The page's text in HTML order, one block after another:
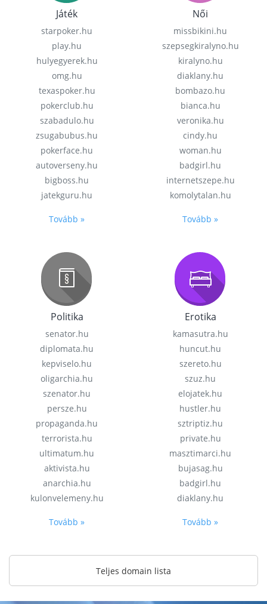
Játék
starpoker.hu
play.hu
hulyegyerek.hu
omg.hu
texaspoker.hu
pokerclub.hu
szabadulo.hu
zsugabubus.hu
pokerface.hu
autoverseny.hu
bigboss.hu
jatekguru.hu
Tovább »
Női
missbikini.hu
szepsegkiralyno.hu
kiralyno.hu
diaklany.hu
bombazo.hu
bianca.hu
veronika.hu
cindy.hu
woman.hu
badgirl.hu
internetszepe.hu
komolytalan.hu
Tovább »
Politika
senator.hu
diplomata.hu
kepviselo.hu
oligarchia.hu
szenator.hu
persze.hu
propaganda.hu
terrorista.hu
ultimatum.hu
aktivista.hu
anarchia.hu
kulonvelemeny.hu
Tovább »
Erotika
kamasutra.hu
huncut.hu
szereto.hu
szuz.hu
elojatek.hu
hustler.hu
sztriptiz.hu
private.hu
masztimarci.hu
bujasag.hu
badgirl.hu
diaklany.hu
Tovább »
Teljes domain lista